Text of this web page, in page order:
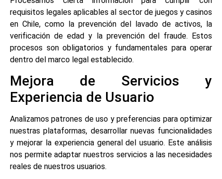
requisitos legales aplicables al sector de juegos y casinos
en Chile, como la prevención del lavado de activos, la
verificación de edad y la prevención del fraude. Estos
procesos son obligatorios y fundamentales para operar
dentro del marco legal establecido.
Mejora de Servicios y
Experiencia de Usuario
Analizamos patrones de uso y preferencias para optimizar
nuestras plataformas, desarrollar nuevas funcionalidades
y mejorar la experiencia general del usuario. Este análisis
nos permite adaptar nuestros servicios a las necesidades
reales de nuestros usuarios.